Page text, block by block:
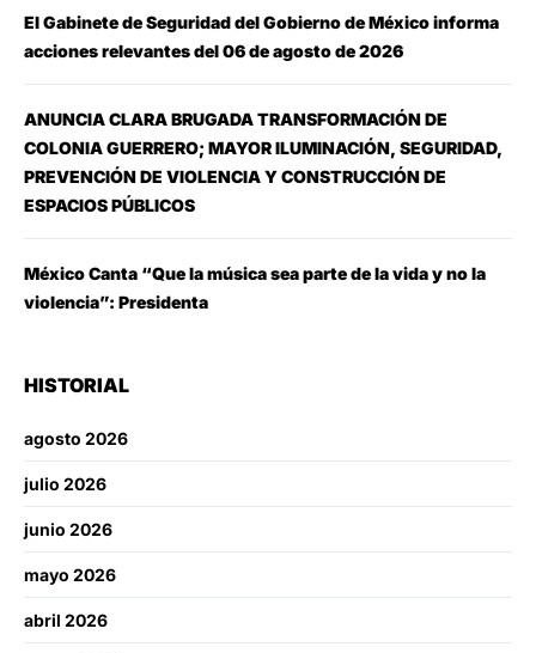
El Gabinete de Seguridad del Gobierno de México informa
acciones relevantes del 06 de agosto de 2026
ANUNCIA CLARA BRUGADA TRANSFORMACIÓN DE
COLONIA GUERRERO; MAYOR ILUMINACIÓN, SEGURIDAD,
PREVENCIÓN DE VIOLENCIA Y CONSTRUCCIÓN DE
ESPACIOS PÚBLICOS
México Canta “Que la música sea parte de la vida y no la
violencia”: Presidenta
HISTORIAL
agosto 2026
julio 2026
junio 2026
mayo 2026
abril 2026